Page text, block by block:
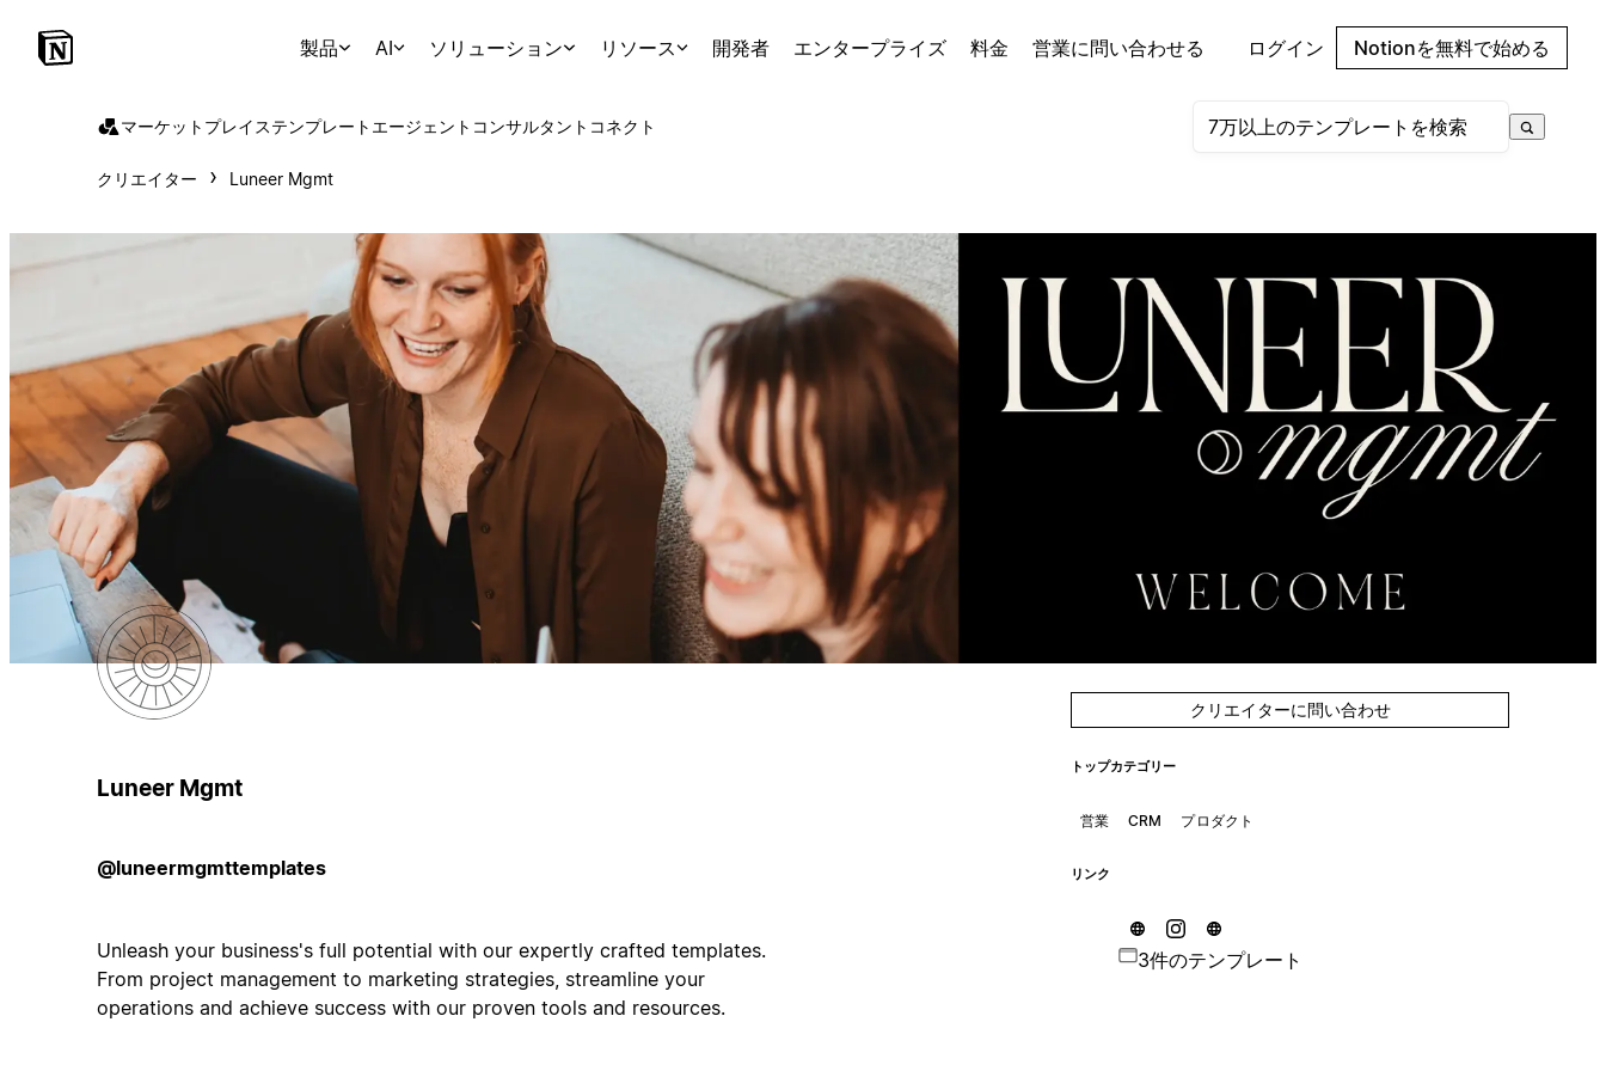
製品 AI ソリューション リソース 開発者 エンタープライズ 料金 営業に問い合わせる ログイン Notionを無料で始める
マーケットプレイステンプレート エージェント コンサルタント コネクト
クリエイター Luneer Mgmt
Luneer Mgmt
@luneermgmttemplates
Unleash your business's full potential with our expertly crafted templates.
From project management to marketing strategies, streamline your
operations and achieve success with our proven tools and resources.
クリエイターに問い合わせ
トップカテゴリー
営業 CRM プロダクト
リンク
3件のテンプレート